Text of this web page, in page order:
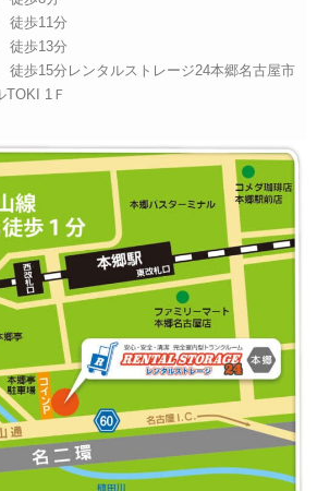
歩11分
歩13分
歩15分レンタルストレージ24本郷名古屋市
TOKI 1Ｆ